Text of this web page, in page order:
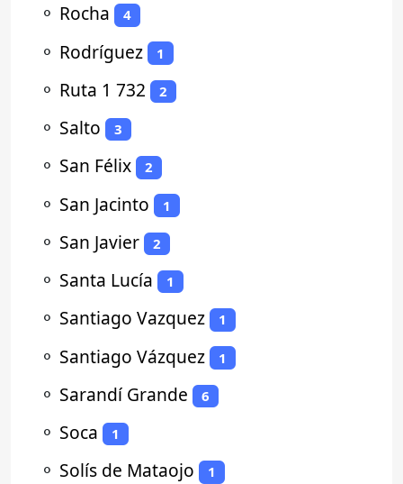
⚬ Rocha 4
⚬ Rodríguez 1
⚬ Ruta 1 732 2
⚬ Salto 3
⚬ San Félix 2
⚬ San Jacinto 1
⚬ San Javier 2
⚬ Santa Lucía 1
⚬ Santiago Vazquez 1
⚬ Santiago Vázquez 1
⚬ Sarandí Grande 6
⚬ Soca 1
⚬ Solís de Mataojo 1